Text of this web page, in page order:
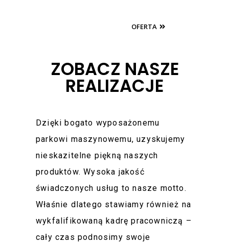
OFERTA
ZOBACZ NASZE
REALIZACJE
Dzięki bogato wyposażonemu
parkowi maszynowemu, uzyskujemy
nieskazitelne piękną naszych
produktów. Wysoka jakość
świadczonych usług to nasze motto.
Właśnie dlatego stawiamy również na
wykfalifikowaną kadrę pracowniczą –
cały czas podnosimy swoje